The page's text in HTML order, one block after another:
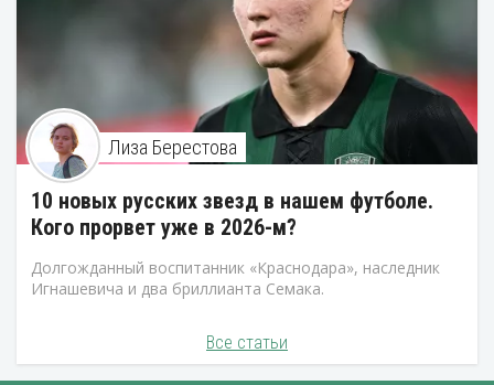
Лиза Берестова
10 новых русских звезд в нашем футболе.
Кого прорвет уже в 2026-м?
Долгожданный воспитанник «Краснодара», наследник
Игнашевича и два бриллианта Семака.
Все статьи